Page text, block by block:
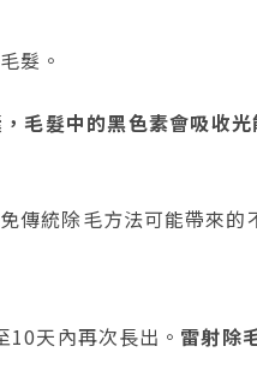
髮。
毛髮中的黑色素會吸收
統除毛方法可能帶來的
天內再次長出。 雷射除